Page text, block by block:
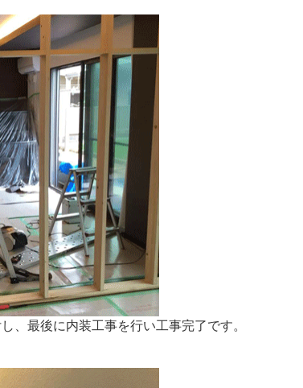
、最後に内装工事を行い工事完了です。